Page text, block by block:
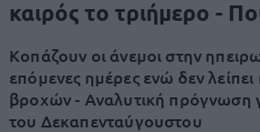
καιρός το τριήμερο -
Κοπάζουν οι άνεμοι στην
επόμενες ημέρες ενώ δεν
βροχών - Αναλυτική πρόγνωση
του Δεκαπενταύγουστου